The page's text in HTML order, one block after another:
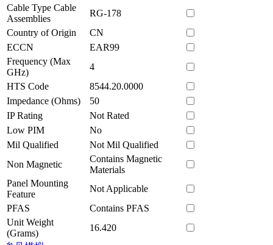
Cable Type Cable
Assemblies
RG-178
Country of Origin
CN
ECCN
EAR99
Frequency (Max
GHz)
4
HTS Code
8544.20.0000
Impedance (Ohms)
50
IP Rating
Not Rated
Low PIM
No
Mil Qualified
Not Mil Qualified
Non Magnetic
Contains Magnetic
Materials
Panel Mounting
Feature
Not Applicable
PFAS
Contains PFAS
Unit Weight
(Grams)
16.420